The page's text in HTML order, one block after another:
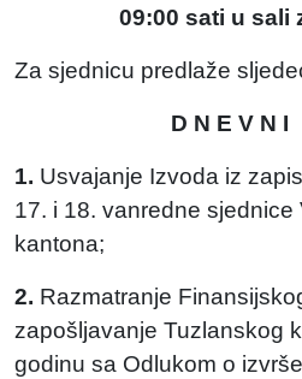
09:00 sati u sali
Za sjednicu predlaže
D N E V N I
1. Usvajanje Izvoda iz
17. i 18. vanredne
kantona;
2. Razmatranje
zapošljavanje Tuzlanskog
godinu sa Odlukom o